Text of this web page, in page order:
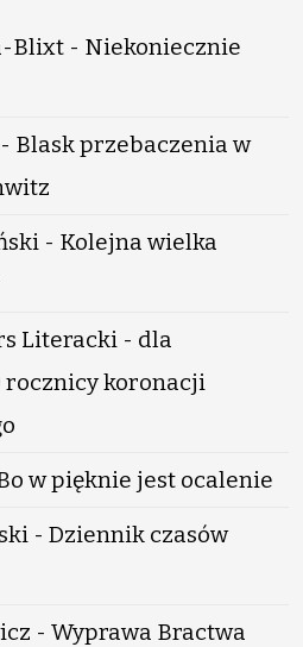
Blixt - Niekoniecznie
Blask przebaczenia w
- Kolejna wielka
Literacki - dla
koronacji
w pięknie jest ocalenie
- Dziennik czasów
- Wyprawa Bractwa